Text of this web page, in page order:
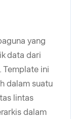
yang
data dari
Template ini
dalam suatu
lintas
dalam